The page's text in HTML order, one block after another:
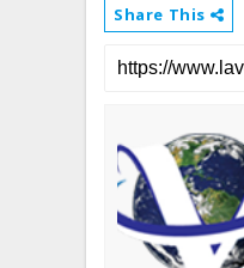
Share This